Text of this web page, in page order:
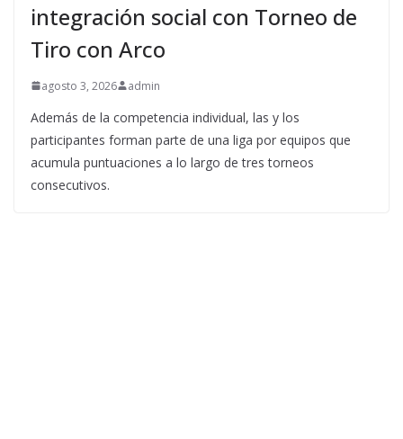
integración social con Torneo de
Tiro con Arco
agosto 3, 2026 admin
Además de la competencia individual, las y los
participantes forman parte de una liga por equipos que
acumula puntuaciones a lo largo de tres torneos
consecutivos.